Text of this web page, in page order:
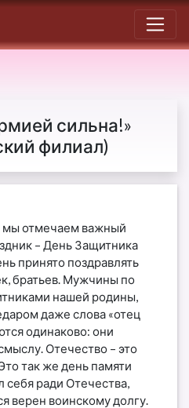
сильна!»
филиал)
мы отмечаем важный
– День Защитника
принято поздравлять
братьев. Мужчины по
нашей родины,
даже слова «отец
одинаково: они
Отечество – это
так же день памяти
себя ради Отечества,
верен воинскому долгу.